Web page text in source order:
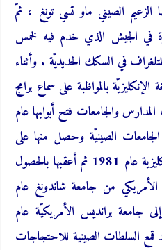
الزعيم الصيني ماو تسي تونغ ، ثمّ
في الجيش الذي خدم فيه لخمس
في السكك الحديديّة . وأثناء
بالمواظبة على سماع برامج
والجامعات فتح أبوابها عام
الجامعات الصينيّة وحصل منها على
شهادة جامعية أولية في اللغة الإنكليزية عام 1981 ثم أعقبها بالحصول
من جامعة شاندونغ عام
جامعة برانديس الأمريكيّة عام
وبعد قمع السلطات الصينية للاحتجاجات